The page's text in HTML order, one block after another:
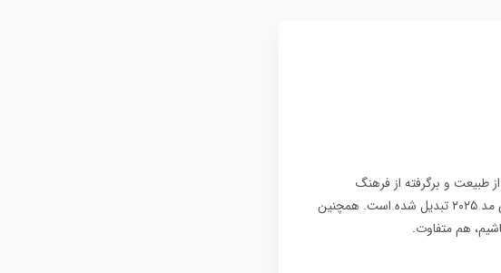
طبیعت و برگرفته از فرهنگ
مینیمالیسم ژاپنی، که به یکی از محبوب‌ترین انتخاب‌ها برای کیف و کفش در ترندهای مد ۲۰۲۵ تبدیل شده است. همچنین
هم متفاوت.